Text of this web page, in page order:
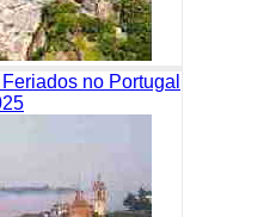
no Portugal